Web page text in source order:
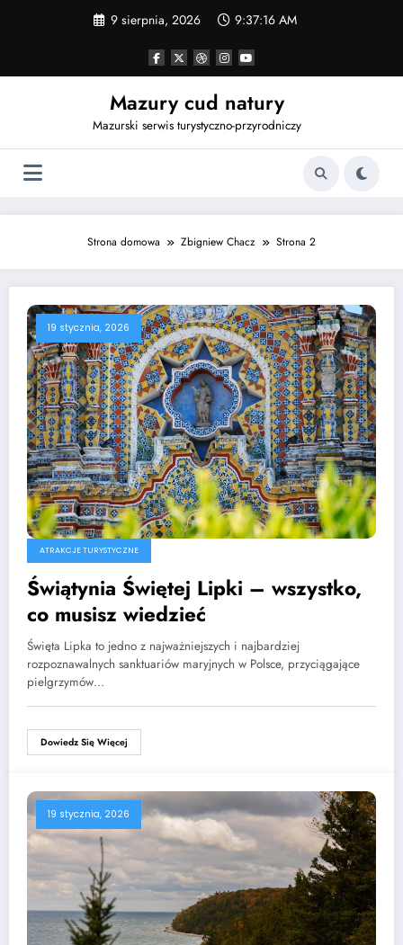
9 sierpnia, 2026 9:37:16 AM
Mazury cud natury
Mazurski serwis turystyczno-przyrodniczy
Strona domowa Zbigniew Chacz Strona 2
19 stycznia, 2026
ATRAKCJE TURYSTYCZNE
Świątynia Świętej Lipki – wszystko,
co musisz wiedzieć
Święta Lipka to jedno z najważniejszych i najbardziej
rozpoznawalnych sanktuariów maryjnych w Polsce, przyciągające
pielgrzymów…
Dowiedz Się Więcej
19 stycznia, 2026